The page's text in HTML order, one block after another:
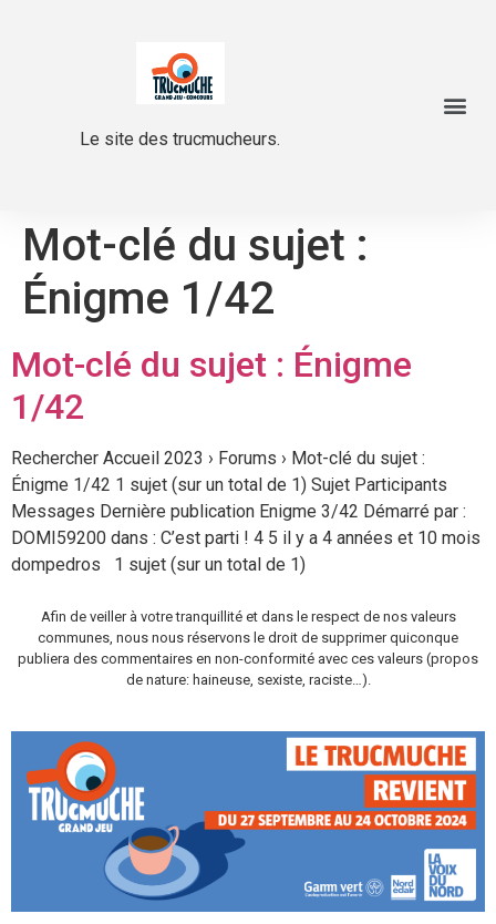
Le site des trucmucheurs.
Mot-clé du sujet :
Énigme 1/42
Mot-clé du sujet : Énigme
1/42
Rechercher Accueil 2023 › Forums › Mot-clé du sujet :
Énigme 1/42 1 sujet (sur un total de 1) Sujet Participants
Messages Dernière publication Enigme 3/42 Démarré par :
DOMI59200 dans : C’est parti ! 4 5 il y a 4 années et 10 mois
dompedros 1 sujet (sur un total de 1)
Afin de veiller à votre tranquillité et dans le respect de nos valeurs
communes, nous nous réservons le droit de supprimer quiconque
publiera des commentaires en non-conformité avec ces valeurs (propos
de nature: haineuse, sexiste, raciste…).